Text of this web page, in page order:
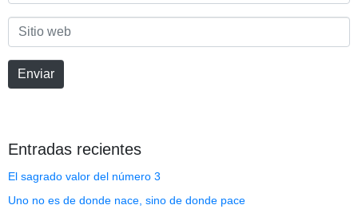
*Sitio
web
Enviar
Entradas recientes
El sagrado valor del número 3
Uno no es de donde nace, sino de donde pace